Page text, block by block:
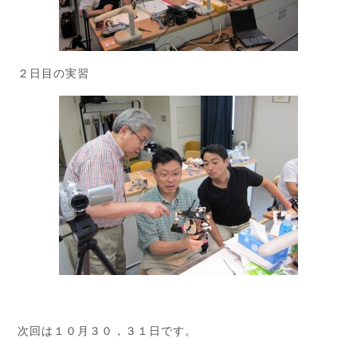
２日目の実習
次回は１０月３０，３１日です。